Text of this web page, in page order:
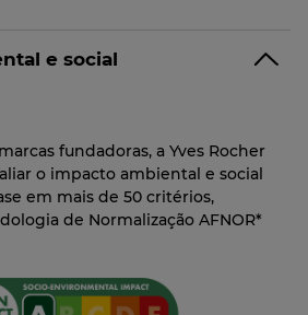
e social
fundadoras, a Yves Rocher
o impacto ambiental e social
em mais de 50 critérios,
de Normalização AFNOR*